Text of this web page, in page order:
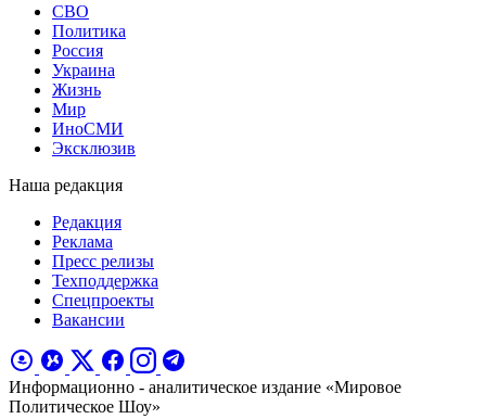
СВО
Политика
Россия
Украина
Жизнь
Мир
ИноСМИ
Эксклюзив
Наша редакция
Редакция
Реклама
Пресс релизы
Техподдержка
Спецпроекты
Вакансии
Информационно - аналитическое издание «Мировое
Политическое Шоу»